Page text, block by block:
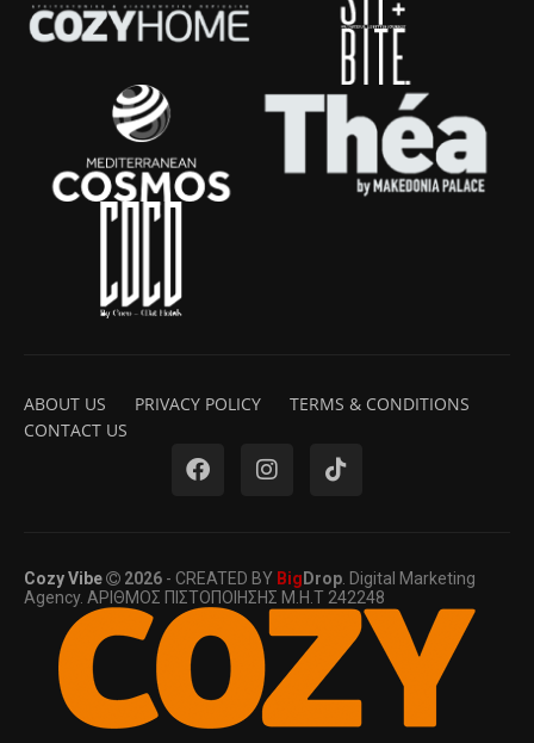
ABOUT US PRIVACY POLICY
TERMS & CONDITIONS
CONTACT US
Cozy Vibe 2026 - CREATED BY Big Drop. Digital Marketing
Agency. ΑΡΙΘΜΟΣ ΠΙΣΤΟΠΟΙΗΣΗΣ Μ.Η.Τ 242248